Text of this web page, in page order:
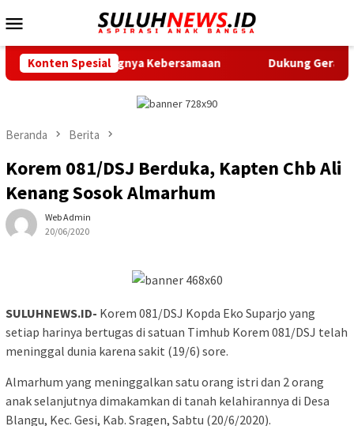
ke
Mobile
Konten Spesial
Pentingnya Kebersamaan Dukung Gerak Jalan Santai
Beranda Berita
Korem 081/DSJ Berduka, Kapten Chb Ali
Kenang Sosok Almarhum
Web Admin
20/06/2020
SULUHNEWS.ID- Korem 081/DSJ Kopda Eko Suparjo yang
setiap harinya bertugas di satuan Timhub Korem 081/DSJ telah
meninggal dunia karena sakit (19/6) sore.
Almarhum yang meninggalkan satu orang istri dan 2 orang
anak selanjutnya dimakamkan di tanah kelahirannya di Desa
Blangu, Kec. Gesi, Kab. Sragen, Sabtu (20/6/2020).